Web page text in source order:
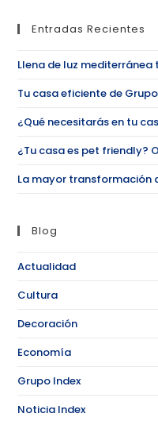
Entradas Recientes
Llena de luz mediterránea
Tu casa eficiente de
¿Qué necesitarás en tu
¿Tu casa es pet friendly?
La mayor transformación
Blog
Actualidad
Cultura
Decoración
Economía
Grupo Index
Noticia Index